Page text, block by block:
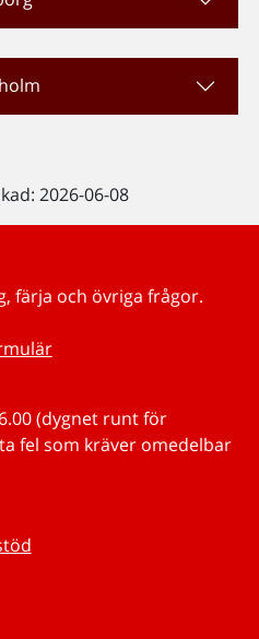
2026-06-08
färja och övriga frågor.
(dygnet runt för
fel som kräver omedelbar